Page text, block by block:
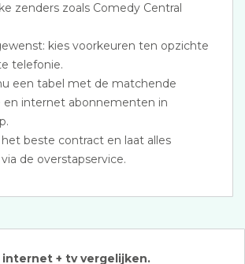
zenders zoals Comedy Central
kies voorkeuren ten opzichte
telefonie.
een tabel met de matchende
en internet abonnementen in
beste contract en laat alles
de overstapservice.
internet + tv vergelijken.